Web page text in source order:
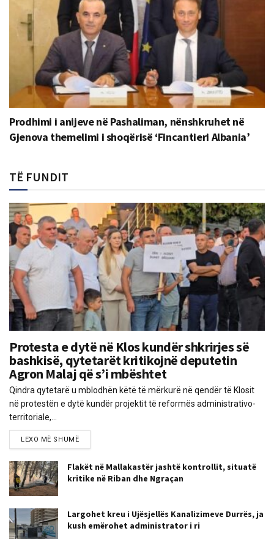
Prodhimi i anijeve në Pashaliman, nënshkruhet në
Gjenova themelimi i shoqërisë ‘Fincantieri Albania’
TË FUNDIT
Protesta e dytë në Klos kundër shkrirjes së
bashkisë, qytetarët kritikojnë deputetin
Agron Malaj që s’i mbështet
Qindra qytetarë u mblodhën këtë të mërkurë në qendër të Klosit
në protestën e dytë kundër projektit të reformës administrativo-
territoriale,...
LEXO MË SHUMË
Flakët në Mallakastër jashtë kontrollit, situatë
kritike në Riban dhe Ngraçan
Largohet kreu i Ujësjellës Kanalizimeve Durrës, ja
kush emërohet administrator i ri